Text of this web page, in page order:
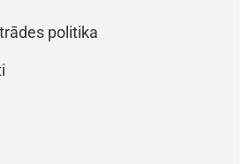
politika